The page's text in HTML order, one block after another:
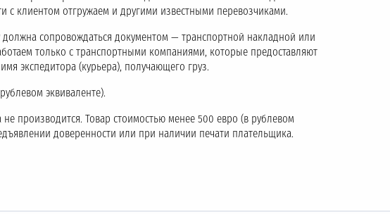
клиентом отгружаем и другими известными перевозчиками.
сопровождаться документом — транспортной накладной или
только с транспортными компаниями, которые предоставляют
экспедитора (курьера), получающего груз.
эквиваленте).
производится. Товар стоимостью менее 500 евро (в рублевом
доверенности или при наличии печати плательщика.